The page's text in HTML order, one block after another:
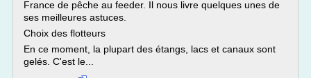
France de pêche au feeder. Il nous livre quelques unes de
ses meilleures astuces.
Choix des flotteurs
En ce moment, la plupart des étangs, lacs et canaux sont
gelés. C'est le...